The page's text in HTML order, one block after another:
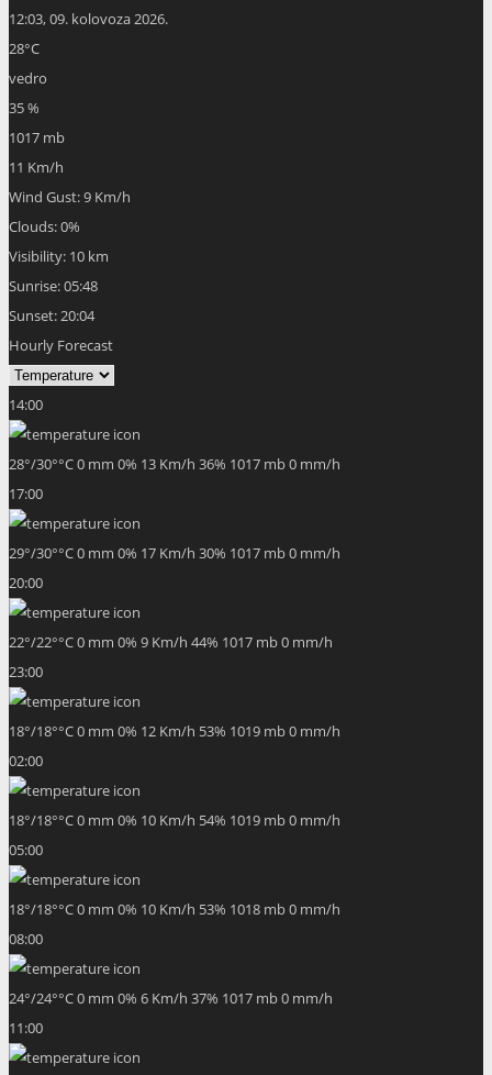
12:03,09. kolovoza 2026.
28°C
vedro
35 %
1017 mb
11 Km/h
Wind Gust:9 Km/h
Clouds:0%
Visibility: 10 km
Sunrise:05:48
Sunset:20:04
Hourly Forecast
14:00
28°/30°°C0 mm 0% 13 Km/h 36% 1017 mb0 mm/h
17:00
29°/30°°C0 mm 0% 17 Km/h 30% 1017 mb0 mm/h
20:00
22°/22°°C0 mm 0% 9 Km/h 44% 1017 mb0 mm/h
23:00
18°/18°°C0 mm 0% 12 Km/h 53% 1019 mb0 mm/h
02:00
18°/18°°C0 mm 0% 10 Km/h 54% 1019 mb0 mm/h
05:00
18°/18°°C0 mm 0% 10 Km/h 53% 1018 mb0 mm/h
08:00
24°/24°°C0 mm 0% 6 Km/h 37% 1017 mb0 mm/h
11:00